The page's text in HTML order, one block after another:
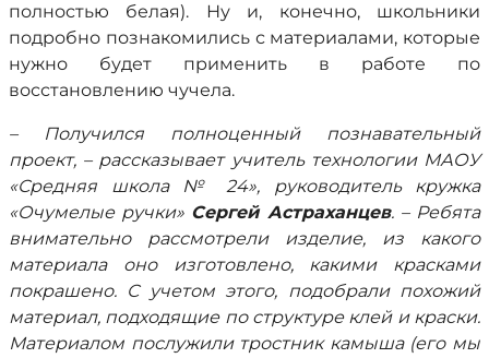
полностью белая). Ну и, конечно, школьники
подробно познакомились с материалами, которые
нужно будет применить в работе по
восстановлению чучела.
– Получился полноценный познавательный
проект, – рассказывает учитель технологии МАОУ
«Средняя школа № 24», руководитель кружка
«Очумелые ручки» Сергей Астраханцев. – Ребята
внимательно рассмотрели изделие, из какого
материала оно изготовлено, какими красками
покрашено. С учетом этого, подобрали похожий
материал, подходящие по структуре клей и краски.
Материалом послужили тростник камыша (его мы